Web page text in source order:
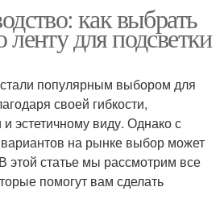
как выбрать
для подсветки
популярным выбором для
своей гибкости,
эстетичному виду. Однако с
на рынке выбор может
этой статье мы рассмотрим все
помогут вам сделать